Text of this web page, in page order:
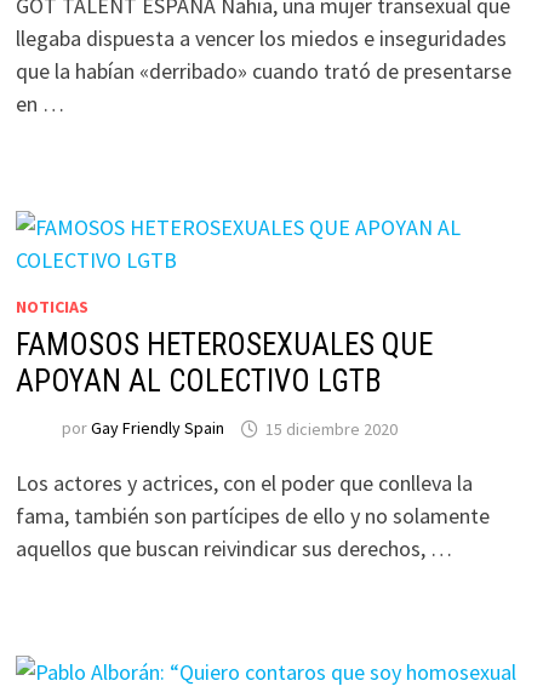
GOT TALENT ESPAÑA Nahia, una mujer transexual que
llegaba dispuesta a vencer los miedos e inseguridades
que la habían «derribado» cuando trató de presentarse
en …
NOTICIAS
FAMOSOS HETEROSEXUALES QUE
APOYAN AL COLECTIVO LGTB
porGay Friendly Spain 15 diciembre 2020
Los actores y actrices, con el poder que conlleva la
fama, también son partícipes de ello y no solamente
aquellos que buscan reivindicar sus derechos, …